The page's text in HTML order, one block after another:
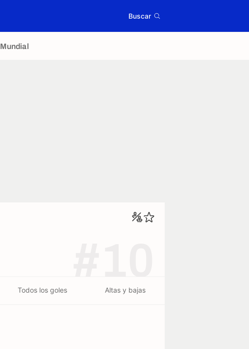
Buscar
Mundial
Todos los goles Altas y bajas